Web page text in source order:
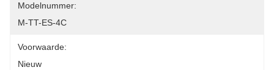
Modelnummer:
M-TT-ES-4C
Voorwaarde:
Nieuw